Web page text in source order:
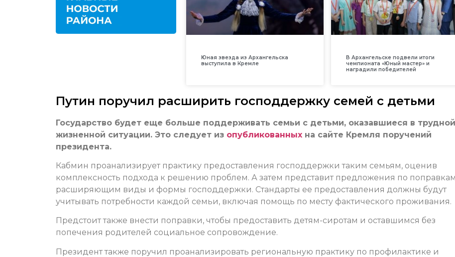
Юная звезда из Архангельска
выступила в Кремле
В Архангельске подвели итоги
чемпионата «Юный мастер» и
наградили победителей
Путин поручил расширить господдержку семей с детьми
Государство будет еще больше поддерживать семьи с детьми, оказавшиеся в трудной
жизненной ситуации. Это следует из опубликованных на сайте Кремля поручений
президента.
Кабмин проанализирует практику предоставления господдержки таким семьям, оценив
комплексность подхода к решению проблем. А затем представит предложения по
расширяющим виды и формы господдержки. Стандарты ее предоставления должны будут
учитывать потребности каждой семьи, включая помощь по месту фактического проживания.
Предстоит также внести поправки, чтобы предоставить детям-сиротам и оставшимся без
попечения родителей социальное сопровождение.
Президент также поручил проанализировать региональную практику по профилактике и